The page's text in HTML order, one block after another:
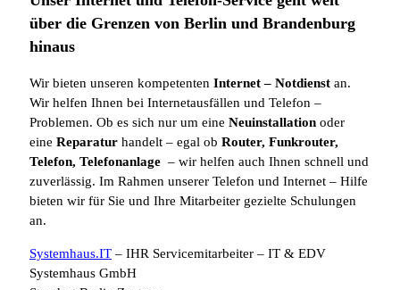
über die Grenzen von Berlin und Brandenburg
hinaus
Wir bieten unseren kompetenten Internet– Notdienst an.
Wir helfen Ihnen bei Internetausfällen und Telefon –
Problemen. Ob es sich nur um eine Neuinstallation oder
eine Reparatur handelt – egal ob Router, Funkrouter,
Telefon, Telefonanlage – wir helfen auch Ihnen schnell und
zuverlässig. Im Rahmen unserer Telefon und Internet – Hilfe
bieten wir für Sie und Ihre Mitarbeiter gezielte Schulungen
an.
Systemhaus.IT – IHR Servicemitarbeiter – IT & EDV
Systemhaus GmbH